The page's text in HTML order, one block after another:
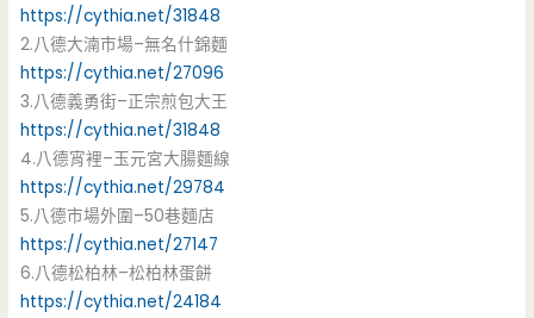
https://cythia.net/31848
2.八德大湳市場–無名什錦麵
https://cythia.net/27096
3.八德義勇街–正宗煎包大王
https://cythia.net/31848
4.八德宵裡–玉元宮大腸麵線
https://cythia.net/29784
5.八德市場外圍–50巷麵店
https://cythia.net/27147
6.八德松柏林–松柏林蛋餅
https://cythia.net/24184